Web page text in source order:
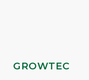
GROWTEC